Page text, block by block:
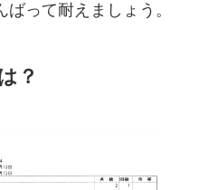
ばって耐えましょう。
？